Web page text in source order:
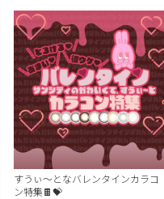
すうぃ～となバレンタインカラコ
ン特集🍫💝